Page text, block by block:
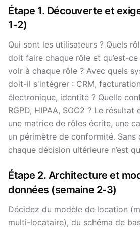
Étape 1. Découverte et
1-2)
Qui sont les utilisateurs ? Quels
doit faire chaque rôle et qu’est-
voir à chaque rôle ? Avec quels
doit-il s'intégrer : CRM,
électronique, identité ? Quelle
RGPD, HIPAA, SOC2 ? Le
une matrice de rôles écrite, une
un périmètre de conformité.
chaque décision ultérieure n’est
Étape 2. Architecture et
données (semaine 2-3)
Décidez du modèle de location
multi-locataire), du schéma de